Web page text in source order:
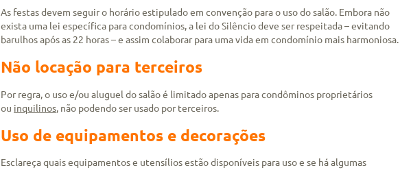
As festas devem seguir o horário estipulado em convenção para o uso do salão. Embora não
exista uma lei específica para condomínios, a lei do Silêncio deve ser respeitada – evitando
barulhos após as 22 horas – e assim colaborar para uma vida em condomínio mais harmoniosa.
Não locação para terceiros
Por regra, o uso e/ou aluguel do salão é limitado apenas para condôminos proprietários
ou inquilinos, não podendo ser usado por terceiros.
Uso de equipamentos e decorações
Esclareça quais equipamentos e utensílios estão disponíveis para uso e se há algumas